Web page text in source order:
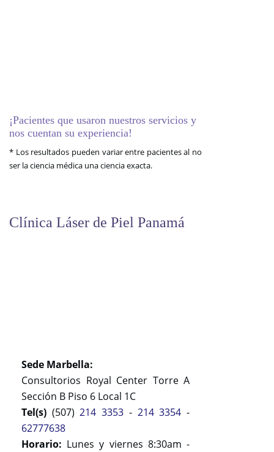
¡Pacientes que usaron nuestros servicios y
nos cuentan su experiencia!
* Los resultados pueden variar entre pacientes al no
ser la ciencia médica una ciencia exacta.
Clínica Láser de Piel Panamá
Sede Marbella:
Consultorios Royal Center Torre A
Sección B Piso 6 Local 1C
Tel(s) (507)214 3353 - 214 3354 -
62777638
Horario: Lunes y viernes 8:30am -